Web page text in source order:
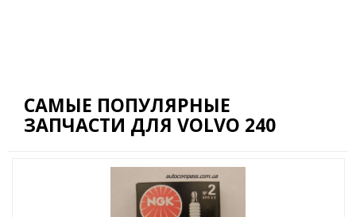
САМЫЕ ПОПУЛЯРНЫЕ
ЗАПЧАСТИ ДЛЯ VOLVO 240